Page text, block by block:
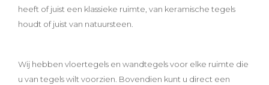
Offerte aanvragen
heeft of juist een klassieke ruimte, van keramische tegels
houdt of juist van natuursteen.
Wij hebben vloertegels en wandtegels voor elke ruimte die
u van tegels wilt voorzien. Bovendien kunt u direct een